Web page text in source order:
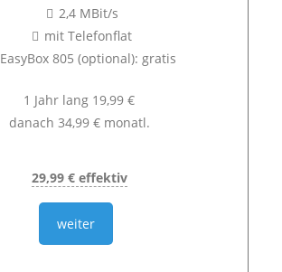
2,4 MBit/s
mit Telefonflat
EasyBox 805 (optional): gratis
1 Jahr lang 19,99 €
danach 34,99 € monatl.
29,99 € effektiv
weiter